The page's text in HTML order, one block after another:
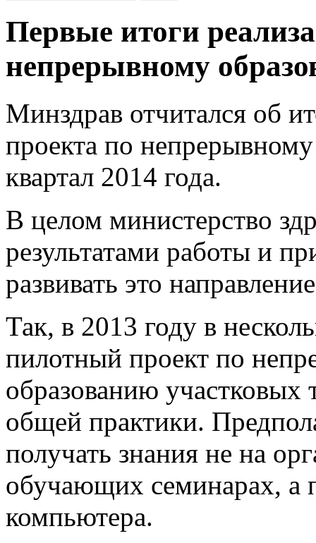
Первые итоги
непрерывному
Минздрав отчитался об
проекта по
квартал 2014 года.
В целом министерство
результатами работы и
развивать это
Так, в 2013 году в
пилотный проект по
образованию участковых
общей практики.
получать знания не на
обучающих семинарах, а
компьютера.